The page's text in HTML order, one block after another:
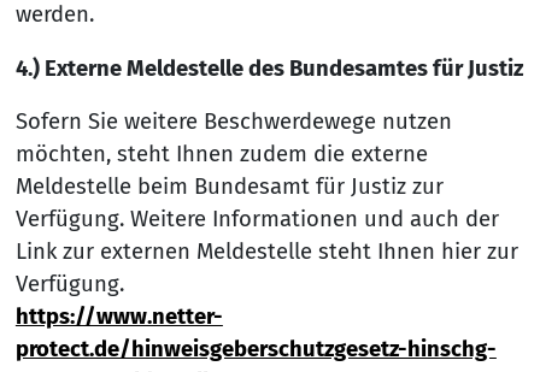
werden.
4.) Externe Meldestelle des Bundesamtes für Justiz
Sofern Sie weitere Beschwerdewege nutzen
möchten, steht Ihnen zudem die externe
Meldestelle beim Bundesamt für Justiz zur
Verfügung. Weitere Informationen und auch der
Link zur externen Meldestelle steht Ihnen hier zur
Verfügung.
https://www.netter-
protect.de/hinweisgeberschutzgesetz-hinschg-